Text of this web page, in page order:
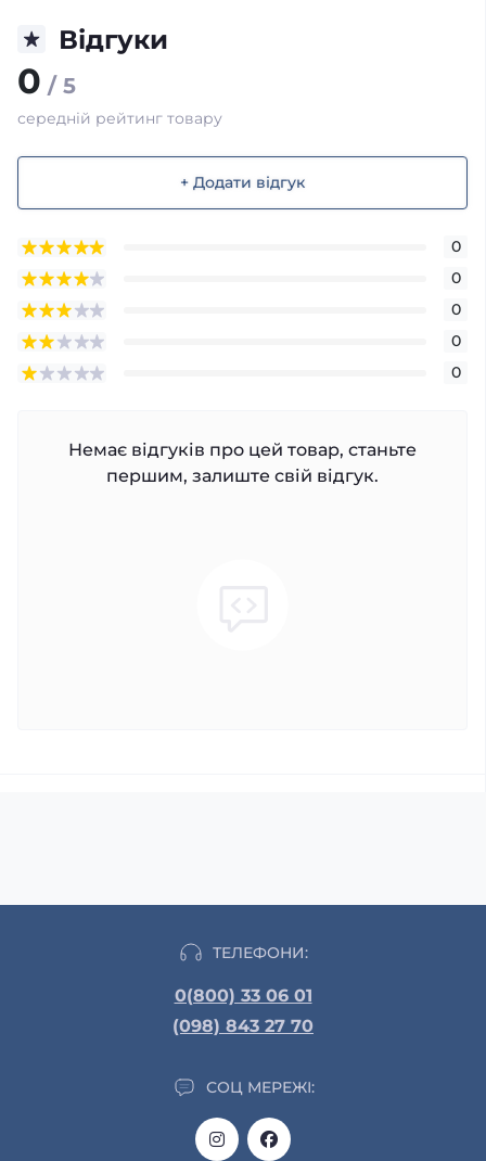
Відгуки
0 / 5
середній рейтинг товару
+ Додати відгук
0
0
0
0
0
Немає відгуків про цей товар, станьте
першим, залиште свій відгук.
ТЕЛЕФОНИ:
0(800) 33 06 01
(098) 843 27 70
СОЦ МЕРЕЖІ: